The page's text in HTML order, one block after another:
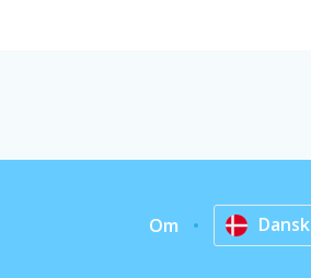
Om Dansk